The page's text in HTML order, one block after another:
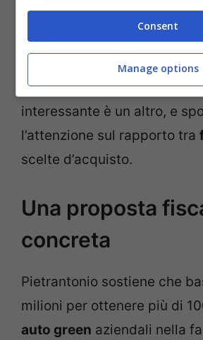
milioni di euro per le
CO2, con oltre 90 mila
attivate (fonte: Unrae,
Luiss Roma). Ma il
interessante è un altro, e
l’attenzione sul rapporto tra
scelte d’acquisto.
Una proposta
concreta
Pietrantonio sostiene che
milioni per ottenere più di
auto green aziendali nella
Consent
Manage options